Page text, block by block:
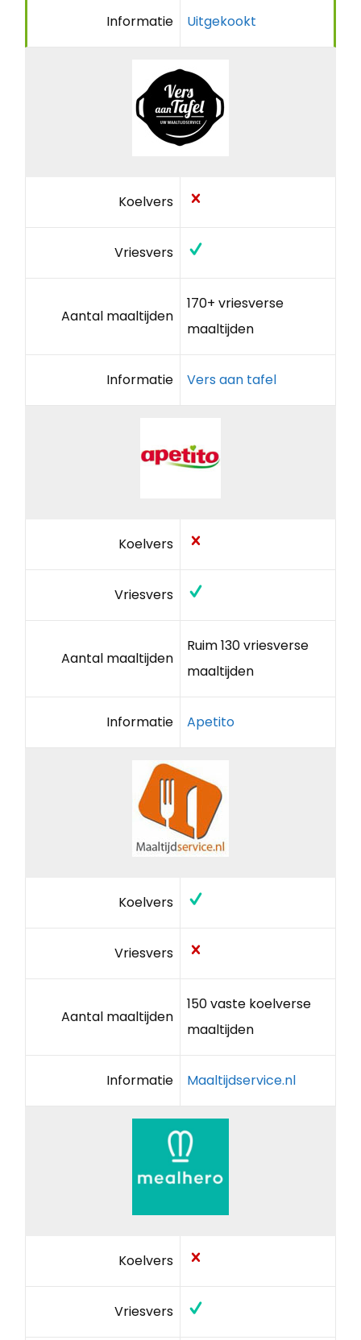
Informatie Uitgekookt
Koelvers
Vriesvers
Aantal maaltijden
170+ vriesverse
maaltijden
Informatie Vers aan tafel
Koelvers
Vriesvers
Aantal maaltijden
Ruim 130 vriesverse
maaltijden
Informatie Apetito
Koelvers
Vriesvers
Aantal maaltijden
150 vaste koelverse
maaltijden
Informatie Maaltijdservice.nl
Koelvers
Vriesvers